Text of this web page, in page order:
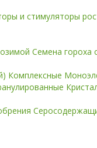
и стимуляторы
Семена гороха
Комплексные